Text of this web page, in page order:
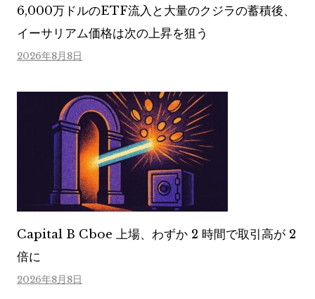
6,000万ドルのETF流入と大量のクジラの蓄積後、
イーサリアム価格は次の上昇を狙う
2026年8月8日
Capital B Cboe 上場、わずか 2 時間で取引高が 2
倍に
2026年8月8日